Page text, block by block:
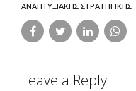
ΑΝΑΠΤΥΞΙΑΚΉΣ ΣΤΡΑΤΗΓΙΚΉΣ
Leave a Reply